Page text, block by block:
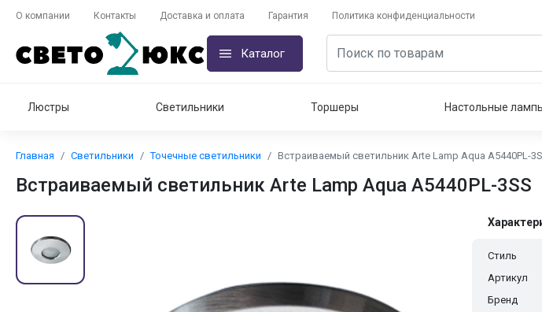
О компании Контакты Доставка и оплата Гарантия Политика конфиденциальности
Каталог
Люстры Светильники Торшеры Настольные
Главная Светильники Точечные светильники Встраиваемый светильник Arte Lamp Aqua A5440PL-
Встраиваемый светильник Arte Lamp Aqua A5440PL-3SS
Стиль
Артикул
Бренд